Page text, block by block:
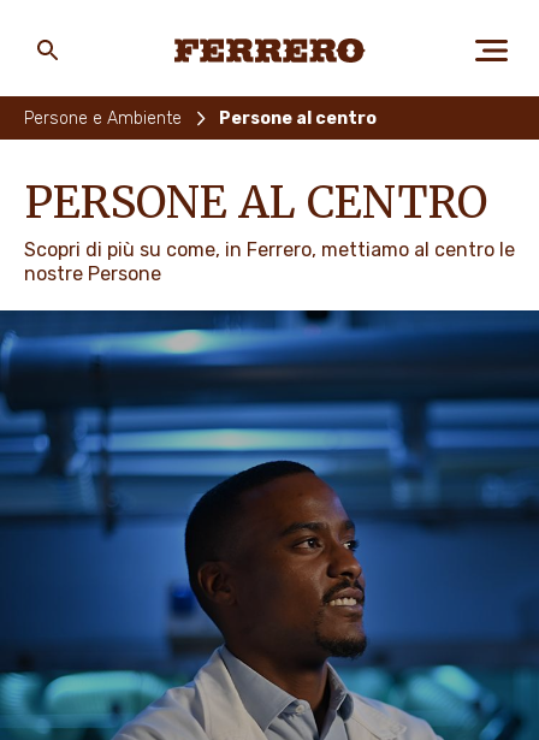
PERSONE E AMBIENTE
I NOSTRI PRODOTTI
LAVORA CON NOI
PROMOZIONI
NEWS & MEDIA
main
Persone e Ambiente Persone al centro
PERSONE AL CENTRO
Scopri di più su come, in Ferrero, mettiamo al centro le
nostre Persone